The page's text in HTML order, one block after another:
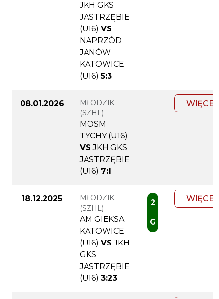
JKH GKS
JASTRZĘBIE
(U16) VS
NAPRZÓD
JANÓW
KATOWICE
(U16) 5:3
08.01.2026
MŁODZIK
(SZHL)
MOSM
TYCHY (U16)
VS JKH GKS
JASTRZĘBIE
(U16) 7:1
WIĘCEJ
18.12.2025
MŁODZIK
(SZHL)
AM GIEKSA
KATOWICE
(U16) VS JKH
GKS
JASTRZĘBIE
(U16) 3:23
2
G
WIĘCEJ